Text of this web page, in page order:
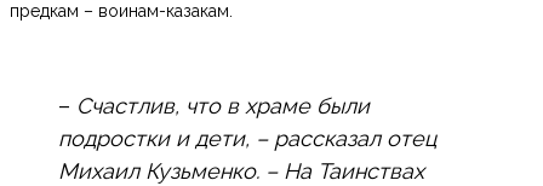
предкам – воинам-казакам.
– Счастлив, что в храме были
подростки и дети, – рассказал отец
Михаил Кузьменко. – На Таинствах